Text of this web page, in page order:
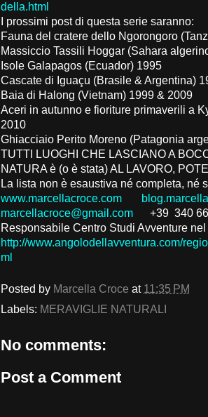
della.html
I prossimi post di questa serie saranno:
Fauna del cratere dello Ngorongoro
Massiccio Tassili Hoggar (Sahara
Isole Galapagos (Ecuador) 1995
Cascate di Iguaçu (Brasile & Argentina)
Baia di Halong (Vietnam) 1999 & 2009
Aceri in autunno e fioriture primaverili a
2010
Ghiacciaio Perito Moreno (Patagonia
TUTTI LUOGHI CHE LASCIANO A
NATURA è (o è stata) AL LAVORO,
La lista non è esaustiva né completa, né
www.marcellacroce.com
marcellacroce@gmail.com +39 340
Responsabile Centro Studi Avventure
http://www.angolodellavventura.com/
ml
Posted by Marcella Croce at 11:35 PM
Labels: MERAVIGLIE NATURALI
No comments:
Post a Comment